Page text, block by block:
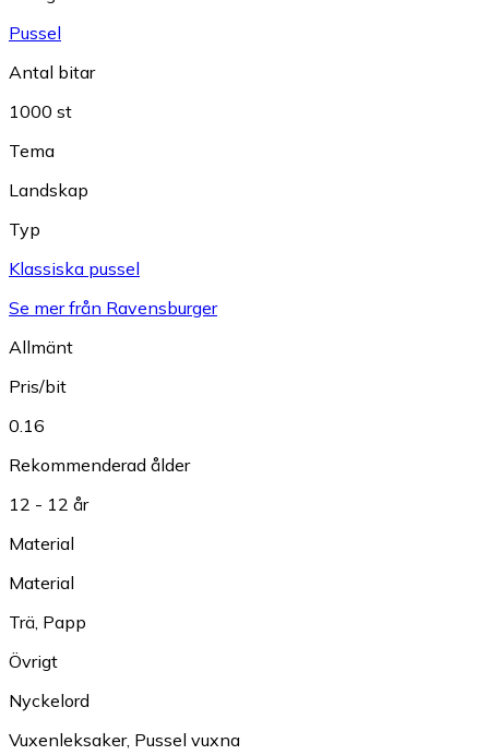
Pussel
Antal bitar
1000 st
Tema
Landskap
Typ
Klassiska pussel
Se mer från Ravensburger
Allmänt
Pris/bit
0.16
Rekommenderad ålder
12 - 12 år
Material
Material
Trä, Papp
Övrigt
Nyckelord
Vuxenleksaker, Pussel vuxna